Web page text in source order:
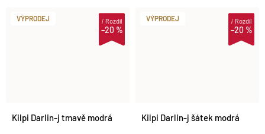
VÝPRODEJ
–20 %
iRozdíl
Kilpi Darlin-j tmavě modrá
VÝPRODEJ
–20 %
iRozdíl
Kilpi Darlin-j šátek modrá